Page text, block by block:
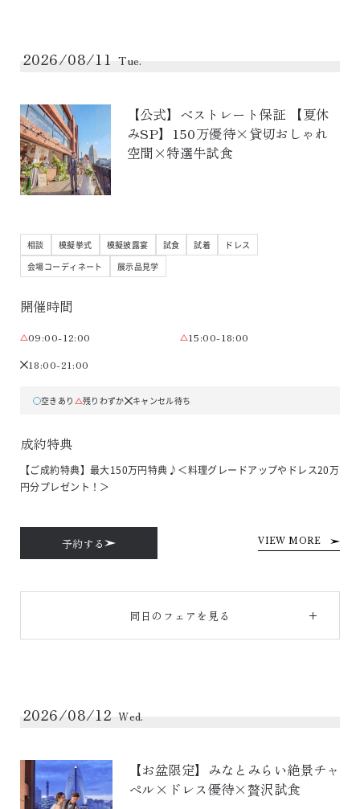
2026/08/11 Tue.
【公式】ベストレート保証 【夏休
みSP】150万優待×貸切おしゃれ
空間×特選牛試食
相談 模擬挙式 模擬披露宴 試食 試着
ドレス
会場コーディネート
展示品見学
開催時間
09:00-12:00
15:00-18:00
18:00-21:00
空きあり 残りわずか キャンセル待ち
成約特典
【ご成約特典】最大150万円特典♪＜料理グレードアップやドレス20万
円分プレゼント！＞
予約する VIEW MORE
同日のフェアを見る
2026/08/12 Wed.
【お盆限定】みなとみらい絶景チャ
ペル×ドレス優待×贅沢試食